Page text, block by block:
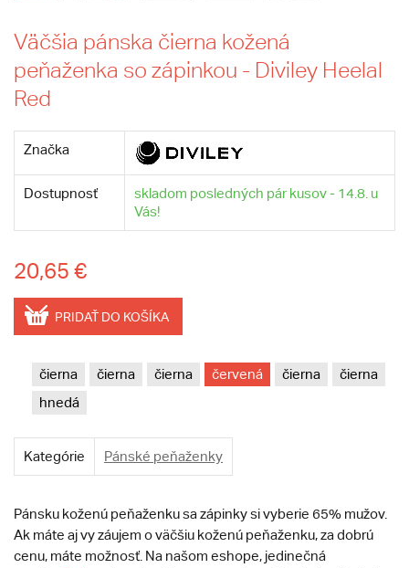
Väčšia pánska čierna kožená
peňaženka so zápinkou - Diviley Heelal
Red
Značka
Dostupnosť
skladom posledných pár kusov - 14.8. u
Vás!
20,65 €
PRIDAŤ DO KOŠÍKA
čierna čierna čierna červená čierna
čierna
hnedá
Kategórie Pánské peňaženky
Pánsku koženú peňaženku sa zápinky si vyberie 65% mužov.
Ak máte aj vy záujem o väčšiu koženú peňaženku, za dobrú
cenu, máte možnosť. Na našom eshope, jedinečná